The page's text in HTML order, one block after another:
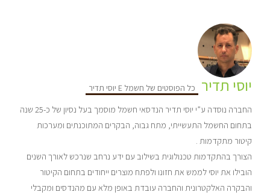
יוסי תדיר כל הפוסטים של חשמל E יוסי תדיר
החברה נוסדה ע”י יוסי תדיר הנדסאי חשמל מוסמך בעל נסיון של כ-25 שנה
בתחום החשמל התעשייתי, מתח גבוה, הבקרים המתוכנתים ומערכות
קיטור מתקדמות .
הצורך בהתקדמות טכנולוגית בשילוב עם ידע נרחב שנרכש לאורך השנים
הובילו את יוסי לממש את חזונו ולפתח מוצרים ייחודים בתחום הקיטור
והבקרה האלקטרונית והחברה עובדת באופן מלא עם מהנדסים ומקבלי